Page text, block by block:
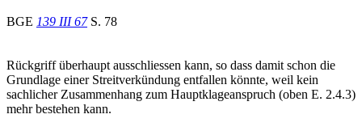
BGE 139 III 67S. 78
Rückgriff überhaupt ausschliessen kann, so dass damit schon die
Grundlage einer Streitverkündung entfallen könnte, weil kein
sachlicher Zusammenhang zum Hauptklageanspruch (oben E. 2.4.3)
mehr bestehen kann.